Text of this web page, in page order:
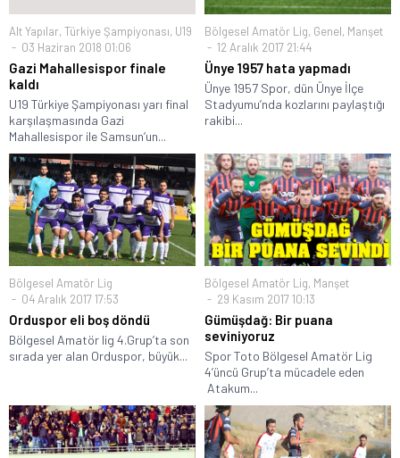
Alt Yapılar, Türkiye Şampiyonası, U19
03 Haziran 2018 01:06
Gazi Mahallesispor finale
kaldı
U19 Türkiye Şampiyonası yarı final
karşılaşmasında Gazi
Mahallesispor ile Samsun’un...
Bölgesel Amatör Lig, Genel, Manşet
12 Aralık 2017 21:44
Ünye 1957 hata yapmadı
Ünye 1957 Spor, dün Ünye İlçe
Stadyumu’nda kozlarını paylaştığı
rakibi...
Bölgesel Amatör Lig
04 Aralık 2017 17:53
Orduspor eli boş döndü
Bölgesel Amatör lig 4.Grup’ta son
sırada yer alan Orduspor, büyük...
Bölgesel Amatör Lig, Manşet
29 Kasım 2017 10:13
Gümüşdağ: Bir puana
seviniyoruz
Spor Toto Bölgesel Amatör Lig
4’üncü Grup’ta mücadele eden
Atakum...